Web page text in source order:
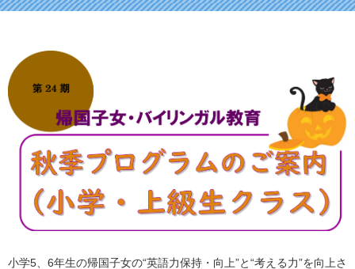
小学5、6年生の帰国子女の“英語力保持・向上”と“考える力”を向上さ